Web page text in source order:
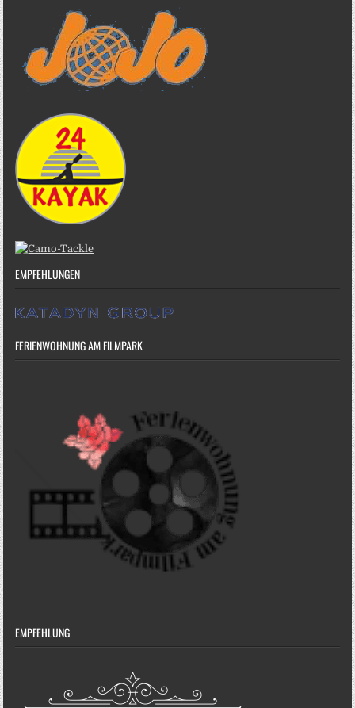
EMPFEHLUNGEN
FERIENWOHNUNG AM FILMPARK
EMPFEHLUNG